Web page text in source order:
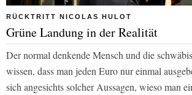
RÜCKTRITT NICOLAS HULOT
Grüne Landung in der Realität
Der normal denkende Mensch und die
wissen, dass man jeden Euro nur einmal
sich angesichts solcher Aussagen, wieso man